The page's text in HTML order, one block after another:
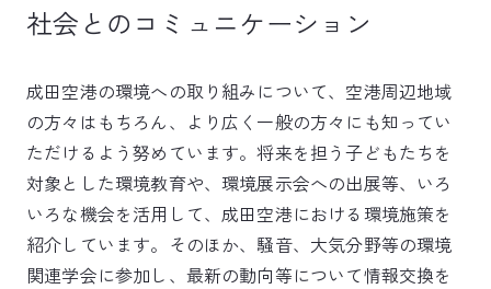
社会とのコミュニケーション
成田空港の環境への取り組みについて、空港周辺地域
の方々はもちろん、より広く一般の方々にも知ってい
ただけるよう努めています。将来を担う子どもたちを
対象とした環境教育や、環境展示会への出展等、いろ
いろな機会を活用して、成田空港における環境施策を
紹介しています。そのほか、騒音、大気分野等の環境
関連学会に参加し、最新の動向等について情報交換を